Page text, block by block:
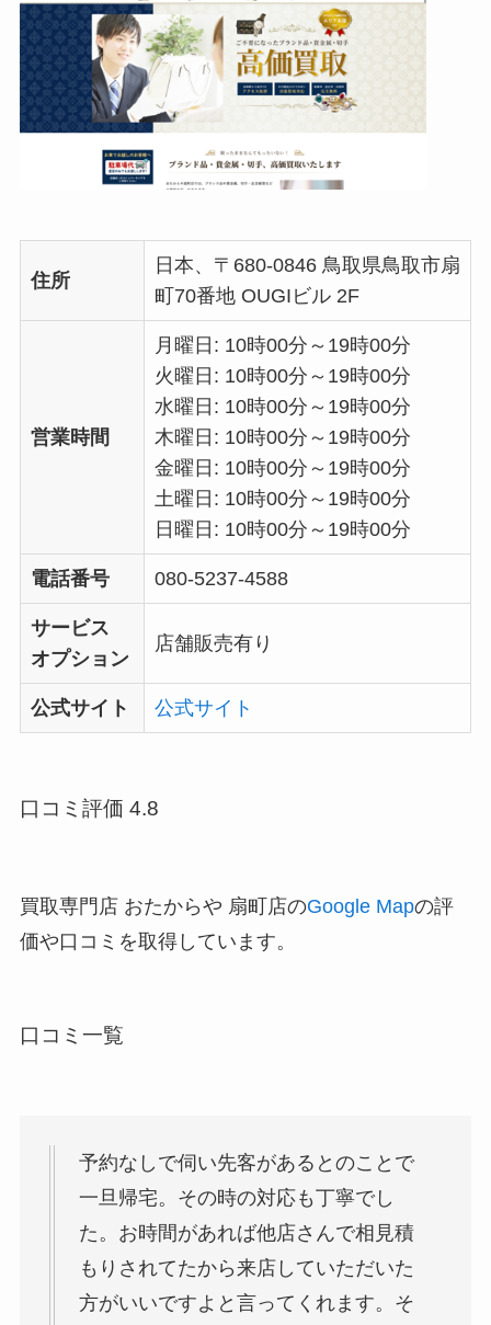
住所
日本、〒680-0846 鳥取県鳥取市扇
町70番地 OUGIビル 2F
営業時間
月曜日: 10時00分～19時00分
火曜日: 10時00分～19時00分
水曜日: 10時00分～19時00分
木曜日: 10時00分～19時00分
金曜日: 10時00分～19時00分
土曜日: 10時00分～19時00分
日曜日: 10時00分～19時00分
電話番号 080-5237-4588
サービス
オプション
店舗販売有り
公式サイト 公式サイト
口コミ評価 4.8
買取専門店 おたからや 扇町店のGoogle Mapの評
価や口コミを取得しています。
口コミ一覧
予約なしで伺い先客があるとのことで
一旦帰宅。その時の対応も丁寧でし
た。お時間があれば他店さんで相見積
もりされてたから来店していただいた
方がいいですよと言ってくれます。そ